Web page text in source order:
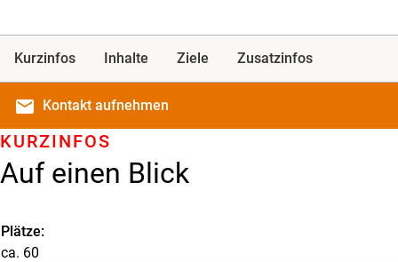
Kurzinfos Inhalte Ziele Zusatzinfos
email Kontakt aufnehmen
Auf einen Blick
KURZINFOS
Plätze
ca. 60